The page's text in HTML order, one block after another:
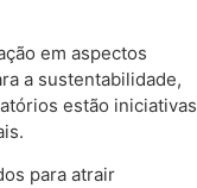
em aspectos
a sustentabilidade,
estão iniciativas
para atrair